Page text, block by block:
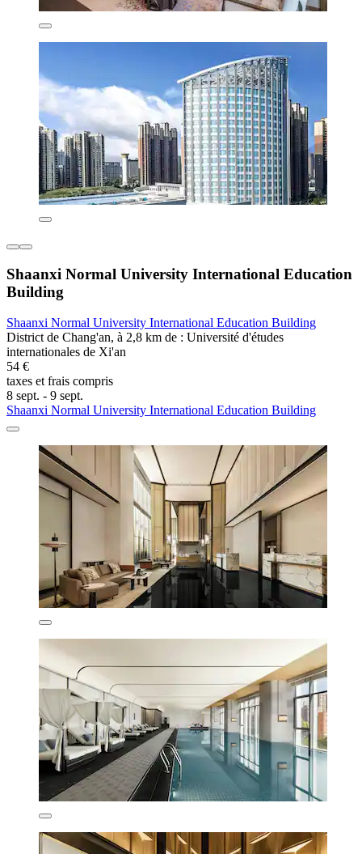
Shaanxi Normal University International Education
Building
Shaanxi Normal University International Education Building
District de Chang'an, à 2,8 km de : Université d'études
internationales de Xi'an
54 €
taxes et frais compris
8 sept. - 9 sept.
Shaanxi Normal University International Education Building